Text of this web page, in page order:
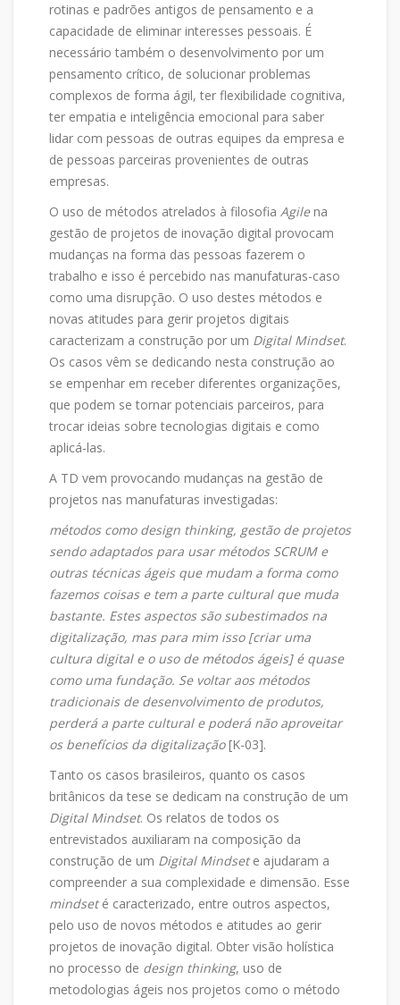
rotinas e padrões antigos de pensamento e a
capacidade de eliminar interesses pessoais. É
necessário também o desenvolvimento por um
pensamento crítico, de solucionar problemas
complexos de forma ágil, ter flexibilidade cognitiva,
ter empatia e inteligência emocional para saber
lidar com pessoas de outras equipes da empresa e
de pessoas parceiras provenientes de outras
empresas.
O uso de métodos atrelados à filosofia Agilena
gestão de projetos de inovação digital provocam
mudanças na forma das pessoas fazerem o
trabalho e isso é percebido nas manufaturas-caso
como uma disrupção. O uso destes métodos e
novas atitudes para gerir projetos digitais
caracterizam a construção por um Digital Mindset.
Os casos vêm se dedicando nesta construção ao
se empenhar em receber diferentes organizações,
que podem se tornar potenciais parceiros, para
trocar ideias sobre tecnologias digitais e como
aplicá-las.
A TD vem provocando mudanças na gestão de
projetos nas manufaturas investigadas:
métodos como design thinking, gestão de projetos
sendo adaptados para usar métodos SCRUM e
outras técnicas ágeis que mudam a forma como
fazemos coisas e tem a parte cultural que muda
bastante. Estes aspectos são subestimados na
digitalização, mas para mim isso [criar uma
cultura digital e o uso de métodos ágeis] é quase
como uma fundação. Se voltar aos métodos
tradicionais de desenvolvimento de produtos,
perderá a parte cultural e poderá não aproveitar
os benefícios da digitalização[K-03].
Tanto os casos brasileiros, quanto os casos
britânicos da tese se dedicam na construção de um
Digital Mindset. Os relatos de todos os
entrevistados auxiliaram na composição da
construção de um Digital Mindsete ajudaram a
compreender a sua complexidade e dimensão. Esse
mindseté caracterizado, entre outros aspectos,
pelo uso de novos métodos e atitudes ao gerir
projetos de inovação digital. Obter visão holística
no processo de design thinking, uso de
metodologias ágeis nos projetos como o método